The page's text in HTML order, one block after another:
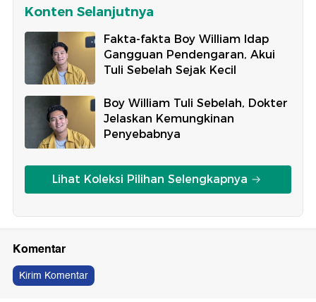
Konten Selanjutnya
Fakta-fakta Boy William Idap
Gangguan Pendengaran, Akui
Tuli Sebelah Sejak Kecil
Boy William Tuli Sebelah, Dokter
Jelaskan Kemungkinan
Penyebabnya
Lihat Koleksi Pilihan Selengkapnya
Komentar
Kirim Komentar